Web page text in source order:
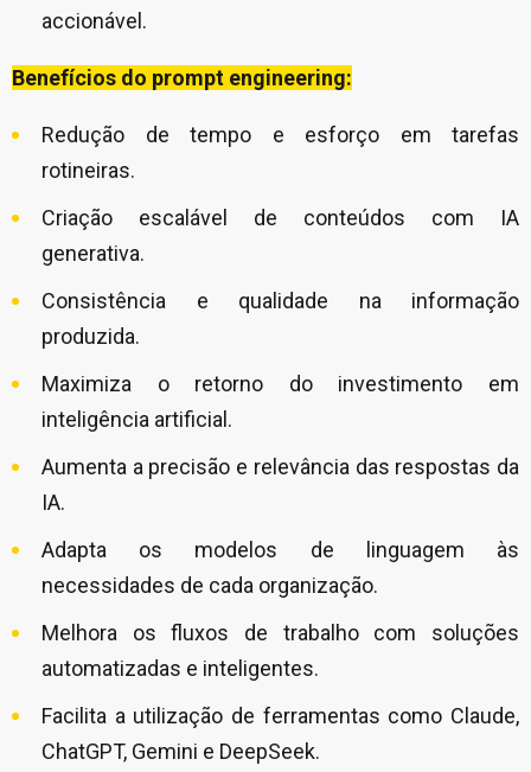
accionável.
Benefícios do prompt engineering:
Redução de tempo e esforço em tarefas
rotineiras.
Criação escalável de conteúdos com IA
generativa.
Consistência e qualidade na informação
produzida.
Maximiza o retorno do investimento em
inteligência artificial.
Aumenta a precisão e relevância das respostas da
IA.
Adapta os modelos de linguagem às
necessidades de cada organização.
Melhora os fluxos de trabalho com soluções
automatizadas e inteligentes.
Facilita a utilização de ferramentas como Claude,
ChatGPT, Gemini e DeepSeek.